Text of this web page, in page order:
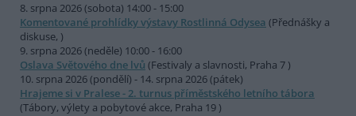
8. srpna 2026 (sobota) 14:00 - 15:00
Komentované prohlídky výstavy Rostlinná Odysea (Přednášky a
diskuse, )
9. srpna 2026 (neděle) 10:00 - 16:00
Oslava Světového dne lvů (Festivaly a slavnosti, Praha 7 )
10. srpna 2026 (pondělí) - 14. srpna 2026 (pátek)
Hrajeme si v Pralese - 2. turnus příměstského letního tábora
(Tábory, výlety a pobytové akce, Praha 19 )